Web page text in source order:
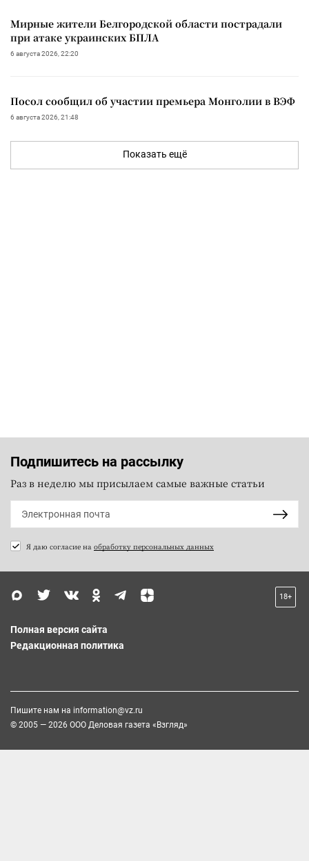
Мирные жители Белгородской области пострадали
при атаке украинских БПЛА
6 августа 2026, 22:20
Посол сообщил об участии премьера Монголии в ВЭФ
6 августа 2026, 21:48
Показать ещё
Подпишитесь на рассылку
Раз в неделю мы присылаем самые важные статьи
Я даю согласие на обработку персональных данных
18+
Полная версия сайта
Редакционная политика
Пишите нам на information@vz.ru
© 2005 — 2026 ООО Деловая газета «Взгляд»